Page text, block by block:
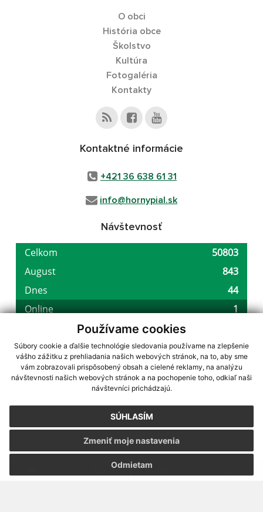
Používame cookies
Súbory cookie a ďalšie technológie sledovania používame na zlepšenie
vášho zážitku z prehliadania našich webových stránok, na to, aby sme
vám zobrazovali prispôsobený obsah a cielené reklamy, na analýzu
návštevnosti našich webových stránok a na pochopenie toho, odkiaľ naši
návštevníci prichádzajú.
SÚHLASÍM
Odmietam
Zmeniť moje nastavenia
O obci
História obce
Školstvo
Kultúra
Fotogaléria
Kontakty
Kontaktné informácie
+421 36 638 61 31
info@hornypial.sk
Návštevnosť
využite možnosť získavania aktuálnych informácií s využitím RSS
CMS systém (redakčný) systém ECHELON 2,Mapa stránok,web portál
webex.digital, s.r.o.,domény,registrácia domény
Posledná aktualizácia:10.08.2026
Vytlačiť stránku|Vyhlásenie o prístupnosti